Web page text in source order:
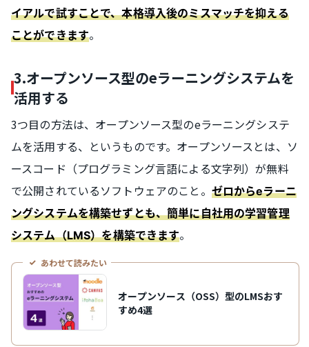
イアルで試すことで、本格導入後のミスマッチを抑える
ことができます。
3.オープンソース型のeラーニングシステムを
活用する
3つ目の方法は、オープンソース型のeラーニングシステ
ムを活用する、というものです。オープンソースとは、ソ
ースコード（プログラミング言語による文字列）が無料
で公開されているソフトウェアのこと。 ゼロからeラーニ
ングシステムを構築せずとも、簡単に自社用の学習管理
システム（LMS）を構築できます。
あわせて読みたい
オープンソース（OSS）型のLMSおす
すめ4選